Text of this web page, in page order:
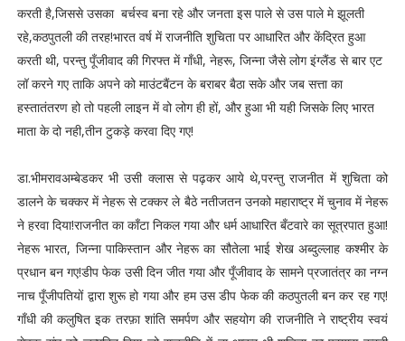
करती है,जिससे उसका बर्चस्व बना रहे और जनता इस पाले से उस पाले मे झूलती
रहे,कठपुतली की तरह!भारत वर्ष में राजनीति शुचिता पर आधारित और केंद्रित हुआ
करती थी, परन्तु पूँजीवाद की गिरफ्त में गाँधी, नेहरू, जिन्ना जैसे लोग इंग्लैंड से बार एट
लॉ करने गए ताकि अपने को माउंटबैंटन के बराबर बैठा सके और जब सत्ता का
हस्तातंतरण हो तो पहली लाइन में वो लोग ही हों, और हुआ भी यही जिसके लिए भारत
माता के दो नही,तीन टुकड़े करवा दिए गए!
डा.भीमरावअम्बेडकर भी उसी क्लास से पढ़कर आये थे,परन्तु राजनीत में शुचिता को
डालने के चक्कर में नेहरू से टक्कर ले बैठे नतीजतन उनको महाराष्ट्र में चुनाव में नेहरू
ने हरवा दिया!राजनीत का काँटा निकल गया और धर्म आधारित बँटवारे का सूत्रपात हुआ!
नेहरू भारत, जिन्ना पाकिस्तान और नेहरू का सौतेला भाई शेख अब्दुल्लाह कश्मीर के
प्रधान बन गए!डीप फेक उसी दिन जीत गया और पूँजीवाद के सामने प्रजातंत्र का नग्न
नाच पूँजीपतियों द्वारा शुरू हो गया और हम उस डीप फेक की कठपुतली बन कर रह गए!
गाँधी की कलुषित इक तरफ़ा शांति समर्पण और सहयोग की राजनीति ने राष्ट्रीय स्वयं